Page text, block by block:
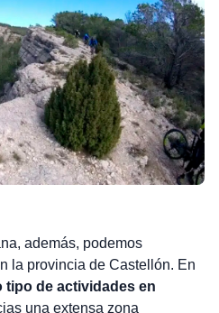
además, podemos
la provincia de Castellón. En
tipo de actividades en
una extensa zona